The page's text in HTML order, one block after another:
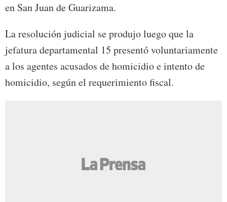
en San Juan de Guarizama.
La resolución judicial se produjo luego que la
jefatura departamental 15 presentó voluntariamente
a los agentes acusados de homicidio e intento de
homicidio, según el requerimiento fiscal.